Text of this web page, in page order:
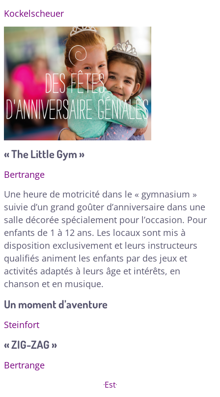
Kockelscheuer
« The Little Gym »
Bertrange
Une heure de motricité dans le « gymnasium »
suivie d’un grand goûter d’anniversaire dans une
salle décorée spécialement pour l’occasion. Pour
enfants de 1 à 12 ans. Les locaux sont mis à
disposition exclusivement et leurs instructeurs
qualifiés animent les enfants par des jeux et
activités adaptés à leurs âge et intérêts, en
chanson et en musique.
Un moment d’aventure
Steinfort
« ZIG-ZAG »
Bertrange
Est